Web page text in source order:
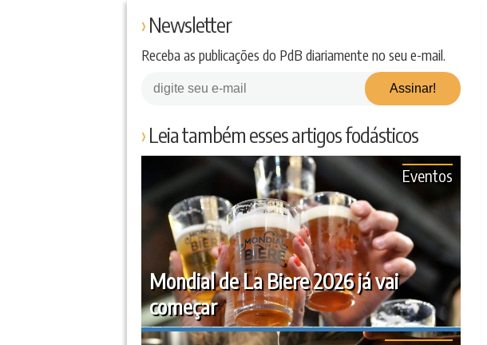
Newsletter
Receba as publicações do PdB diariamente no seu e-mail.
Leia também esses artigos fodásticos
Mondial de La Biere 2026 já vai
começar
Eventos